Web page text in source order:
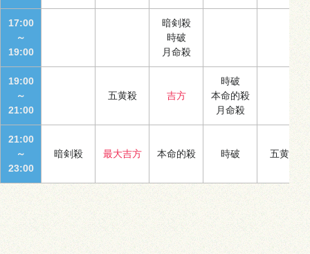
17:00
～
19:00
暗剣殺
時破
月命殺
19:00
～
21:00
五黄殺 吉方
時破
本命的殺
月命殺
21:00
～
23:00
暗剣殺 最大吉方 本命的殺 時破 五黄殺